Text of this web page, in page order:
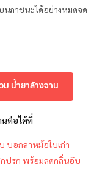
ภาชนะได้อย่างหมดจด
ม น้ำยาล้างจาน
นต่อได้ที่
บอกลาหม้อใบเก่า
กปรก พร้อมลดกลิ่นอับ